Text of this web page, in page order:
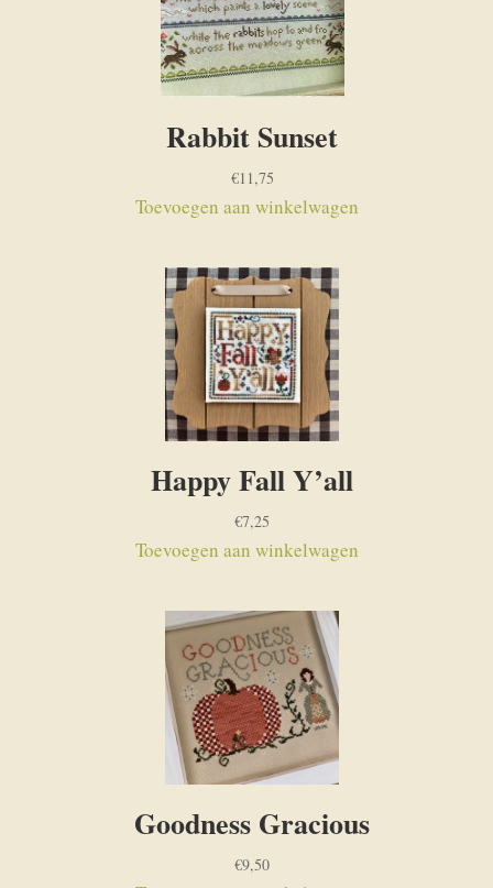
Rabbit Sunset
€11,75
Toevoegen aan winkelwagen
Happy Fall Y’all
€7,25
Toevoegen aan winkelwagen
Goodness Gracious
€9,50